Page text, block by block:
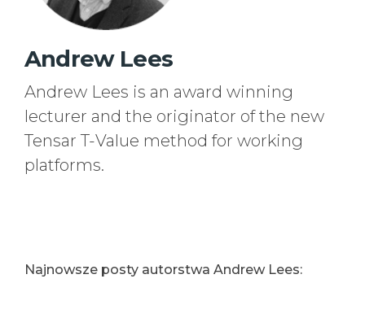
Andrew Lees
Andrew Lees is an award winning
lecturer and the originator of the new
Tensar T-Value method for working
platforms.
Najnowsze posty autorstwa Andrew Lees: